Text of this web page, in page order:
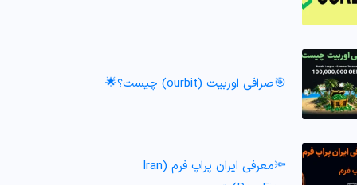
🎯صرافی اوربیت (ourbit) چیست؟🌟
🔦معرفی ایران پراپ فرم (Iran